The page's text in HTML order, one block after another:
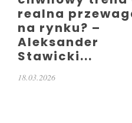
realna
na rynku? –
Aleksander
Stawicki...
18.03.2026